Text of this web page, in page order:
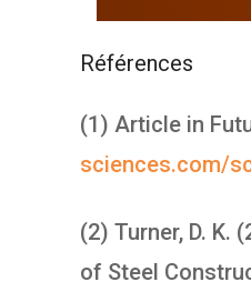
Références
(1) Article in
sciences.com/
(2) Turner, D. K.
of Steel